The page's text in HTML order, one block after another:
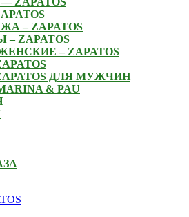
– ZAPATOS
ZAPATOS
– ZAPATOS
ДЛЯ МУЖЧИН
& PAU